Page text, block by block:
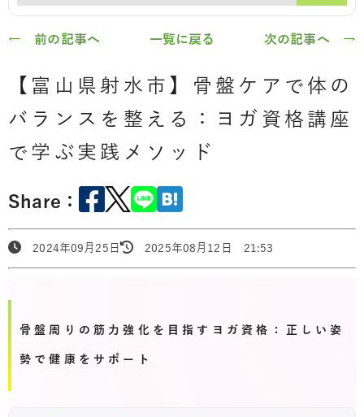
← 前の記事へ 一覧に戻る 次の記事へ →
【富山県射水市】骨盤ケアで体の
バランスを整える：ヨガ資格講座
で学ぶ実践メソッド
Share：
2024年09月25日 2025年08月12日 21:53
骨盤周りの筋力強化を目指すヨガ資格：正しい姿
勢で健康をサポート